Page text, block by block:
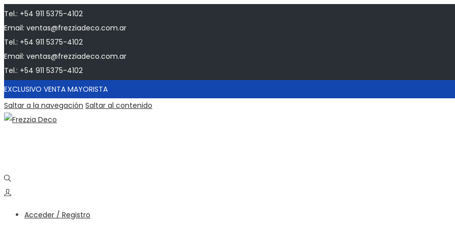
Tel.: +54 911 5375-4102
Email: ventas@frezziadeco.com.ar
Tel.: +54 911 5375-4102
Email: ventas@frezziadeco.com.ar
Tel.: +54 911 5375-4102
EXCLUSIVO VENTA MAYORISTA
Saltar a la navegación Saltar al contenido
Acceder / Registro